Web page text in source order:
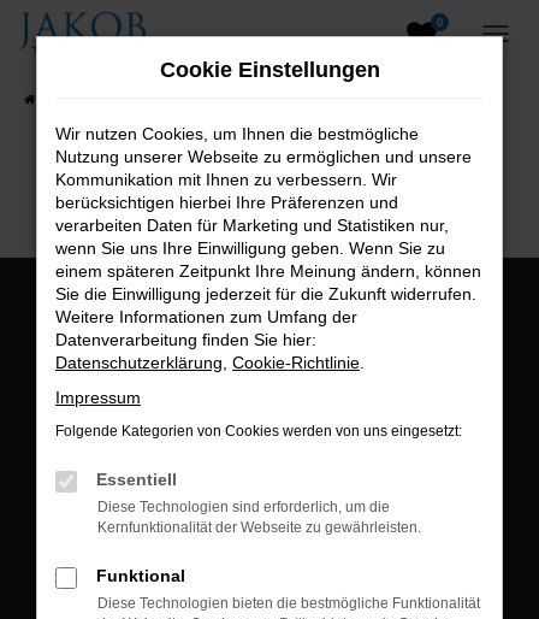
Zum
0
B2B-Shop
Öffnungszeiten:
Montag bis Freitag:
Postadresse:
Kontakt:
Cookie Einstellungen
Wir nutzen Cookies, um Ihnen die bestmögliche
Nutzung unserer Webseite zu ermöglichen und unsere
Kommunikation mit Ihnen zu verbessern. Wir
berücksichtigen hierbei Ihre Präferenzen und
verarbeiten Daten für Marketing und Statistiken nur,
wenn Sie uns Ihre Einwilligung geben. Wenn Sie zu
einem späteren Zeitpunkt Ihre Meinung ändern, können
Sie die Einwilligung jederzeit für die Zukunft widerrufen.
Weitere Informationen zum Umfang der
Datenverarbeitung finden Sie hier:
Datenschutzerklärung Cookie-Richtlinie
Impressum
Folgende Kategorien von Cookies werden von uns eingesetzt:
Essentiell
Diese Technologien sind erforderlich, um die
Kernfunktionalität der Webseite zu gewährleisten.
Funktional
Diese Technologien bieten die bestmögliche Funktionalität